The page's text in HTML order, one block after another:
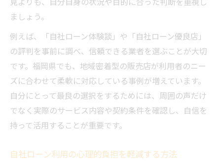
ましょう。
例えば、「自社ローン体験談」や「自社ローン優良店」
の評判を事前に調べ、信頼できる業者を選ぶことが大切
です。福岡県でも、地域密着型の販売店が利用者のニー
ズに合わせて柔軟に対応している事例が増えています。
自分にとって最良の選択をするためには、周囲の声だけ
でなく実際のサービス内容や契約条件を確認し、自信を
持って活用することが重要です。
自社ローン利用の心理的負担を軽減する方法